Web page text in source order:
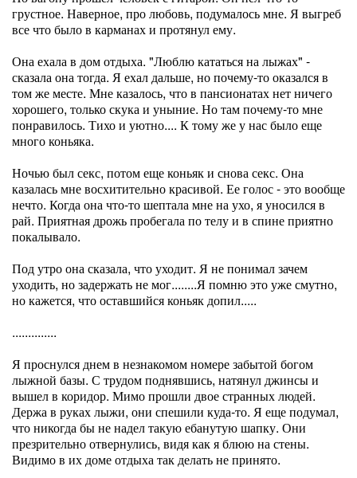
грустное. Наверное, про любовь, подумалось мне. Я выгреб
все что было в карманах и протянул ему.
Она ехала в дом отдыха. "Люблю кататься на лыжах" -
сказала она тогда. Я ехал дальше, но почему-то оказался в
том же месте. Мне казалось, что в пансионатах нет ничего
хорошего, только скука и уныние. Но там почему-то мне
понравилось. Тихо и уютно.... К тому же у нас было еще
много коньяка.
Ночью был секс, потом еще коньяк и снова секс. Она
казалась мне восхитительно красивой. Ее голос - это вообще
нечто. Когда она что-то шептала мне на ухо, я уносился в
рай. Приятная дрожь пробегала по телу и в спине приятно
покалывало.
Под утро она сказала, что уходит. Я не понимал зачем
уходить, но задержать не мог........Я помню это уже смутно,
но кажется, что оставшийся коньяк допил.....
..............
Я проснулся днем в незнакомом номере забытой богом
лыжной базы. С трудом поднявшись, натянул джинсы и
вышел в коридор. Мимо прошли двое странных людей.
Держа в руках лыжи, они спешили куда-то. Я еще подумал,
что никогда бы не надел такую ебанутую шапку. Они
презрительно отвернулись, видя как я блюю на стены.
Видимо в их доме отдыха так делать не принято.